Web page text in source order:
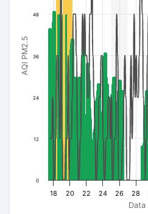
Data
AQI PM2.5
18 20 22 24 26 28
0
12
24
36
48